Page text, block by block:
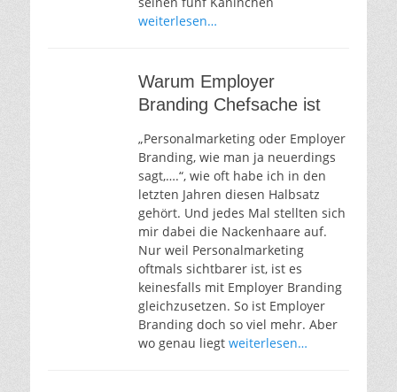
weiterlesen…
Warum Employer
Branding Chefsache ist
„Personalmarketing oder Employer
Branding, wie man ja neuerdings
sagt,….“, wie oft habe ich in den
letzten Jahren diesen Halbsatz
gehört. Und jedes Mal stellten sich
mir dabei die Nackenhaare auf.
Nur weil Personalmarketing
oftmals sichtbarer ist, ist es
keinesfalls mit Employer Branding
gleichzusetzen. So ist Employer
Branding doch so viel mehr. Aber
wo genau liegt weiterlesen…